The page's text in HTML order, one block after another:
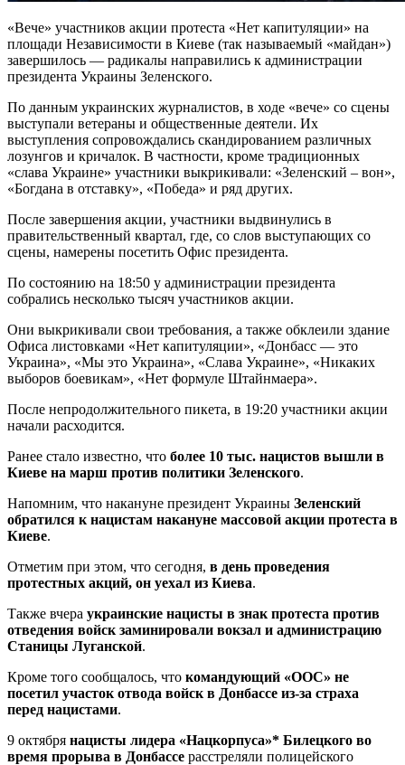
«Вече» участников акции протеста «Нет капитуляции» на
площади Независимости в Киеве (так называемый «майдан»)
завершилось — радикалы направились к администрации
президента Украины Зеленского.
По данным украинских журналистов, в ходе «вече» со сцены
выступали ветераны и общественные деятели. Их
выступления сопровождались скандированием различных
лозунгов и кричалок. В частности, кроме традиционных
«слава Украине» участники выкрикивали: «Зеленский – вон»,
«Богдана в отставку», «Победа» и ряд других.
После завершения акции, участники выдвинулись в
правительственный квартал, где, со слов выступающих со
сцены, намерены посетить Офис президента.
По состоянию на 18:50 у администрации президента
собрались несколько тысяч участников акции.
Они выкрикивали свои требования, а также обклеили здание
Офиса листовками «Нет капитуляции», «Донбасс — это
Украина», «Мы это Украина», «Слава Украине», «Никаких
выборов боевикам», «Нет формуле Штайнмаера».
После непродолжительного пикета, в 19:20 участники акции
начали расходится.
Ранее стало известно, что более 10 тыс. нацистов вышли в
Киеве на марш против политики Зеленского.
Напомним, что накануне президент Украины Зеленский
обратился к нацистам накануне массовой акции протеста в
Киеве.
Отметим при этом, что сегодня, в день проведения
протестных акций, он уехал из Киева.
Также вчера украинские нацисты в знак протеста против
отведения войск заминировали вокзал и администрацию
Станицы Луганской.
Кроме того сообщалось, что командующий «ООС» не
посетил участок отвода войск в Донбассе из-за страха
перед нацистами.
9 октября нацисты лидера «Нацкорпуса»* Билецкого во
время прорыва в Донбассе расстреляли полицейского